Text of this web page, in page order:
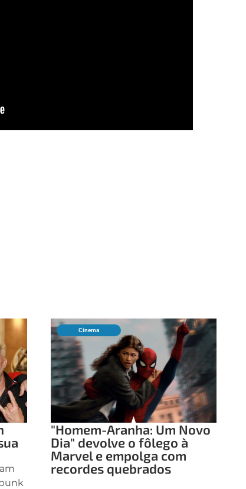
Cinema
"Homem-Aranha: Um Novo
Dia" devolve o fôlego à
Marvel e empolga com
recordes quebrados